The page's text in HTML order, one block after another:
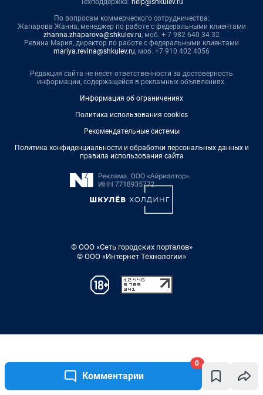
Комментарии
0